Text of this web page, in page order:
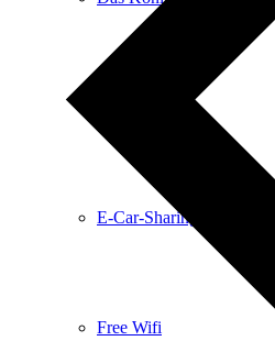
E-Car-Sharing
Free Wifi